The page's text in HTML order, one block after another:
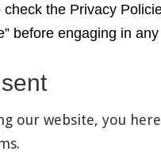
check the Privacy
before engaging in
our website, you